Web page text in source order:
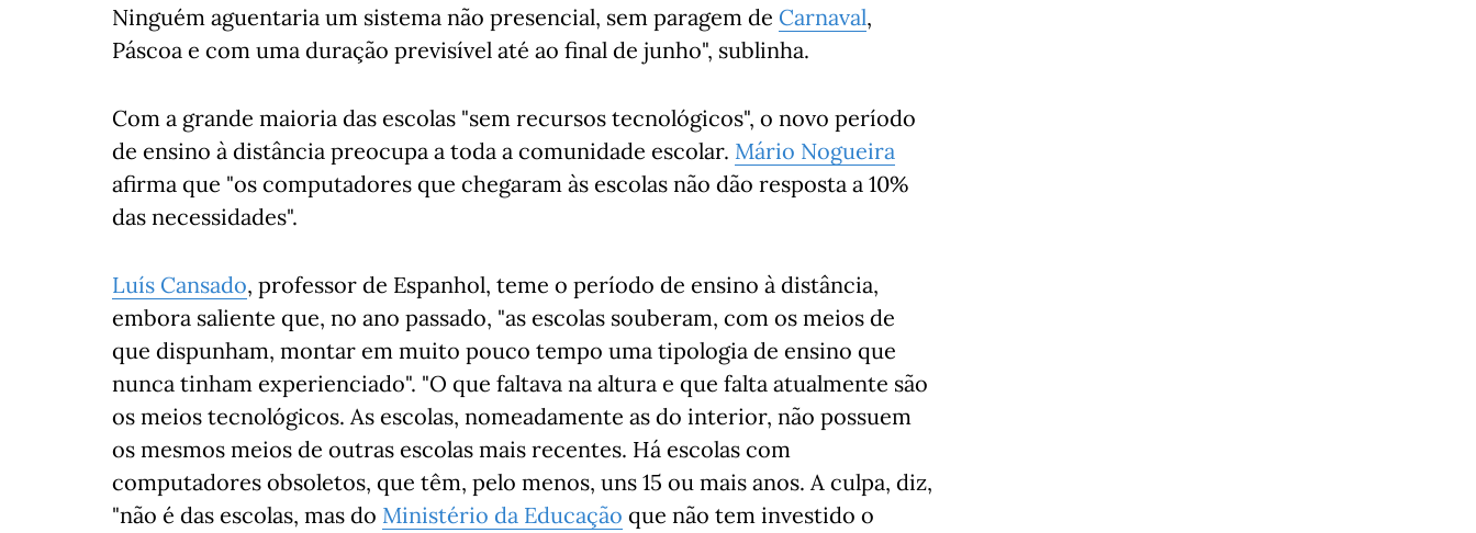
Ninguém aguentaria um sistema não presencial, sem paragem de Carnaval,
Páscoa e com uma duração previsível até ao final de junho", sublinha.
Com a grande maioria das escolas "sem recursos tecnológicos", o novo período
de ensino à distância preocupa a toda a comunidade escolar. Mário Nogueira
afirma que "os computadores que chegaram às escolas não dão resposta a 10%
das necessidades".
Luís Cansado, professor de Espanhol, teme o período de ensino à distância,
embora saliente que, no ano passado, "as escolas souberam, com os meios de
que dispunham, montar em muito pouco tempo uma tipologia de ensino que
nunca tinham experienciado". "O que faltava na altura e que falta atualmente são
os meios tecnológicos. As escolas, nomeadamente as do interior, não possuem
os mesmos meios de outras escolas mais recentes. Há escolas com
computadores obsoletos, que têm, pelo menos, uns 15 ou mais anos. A culpa, diz,
"não é das escolas, mas do Ministério da Educação que não tem investido o